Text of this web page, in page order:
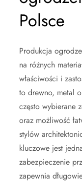
Polsce
Produkcja
na różnych
właściwości i
to drewno, metal
często wybierane
oraz możliwość
stylów
kluczowe jest
zabezpieczenie
zapewnia